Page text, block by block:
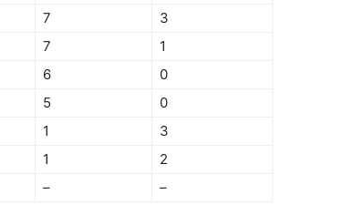
7
3
7
1
6
0
5
0
1
3
1
2
– –